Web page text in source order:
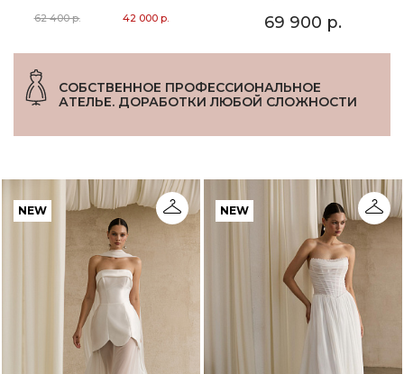
62 400 р. 42 000 р. 69 900 р.
СОБСТВЕННОЕ ПРОФЕССИОНАЛЬНОЕ
АТЕЛЬЕ. ДОРАБОТКИ ЛЮБОЙ СЛОЖНОСТИ
NEW NEW